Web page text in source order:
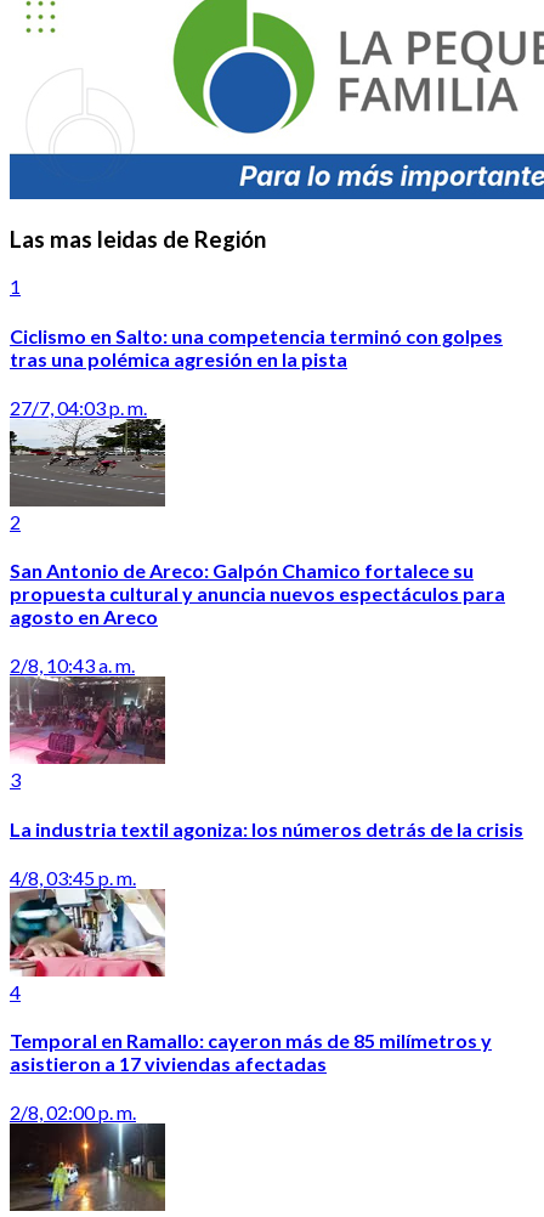
Las mas leidas de Región
1
Ciclismo en Salto: una competencia terminó con golpes
tras una polémica agresión en la pista
27/7, 04:03 p. m.
2
San Antonio de Areco: Galpón Chamico fortalece su
propuesta cultural y anuncia nuevos espectáculos para
agosto en Areco
2/8, 10:43 a. m.
3
La industria textil agoniza: los números detrás de la crisis
4/8, 03:45 p. m.
4
Temporal en Ramallo: cayeron más de 85 milímetros y
asistieron a 17 viviendas afectadas
2/8, 02:00 p. m.